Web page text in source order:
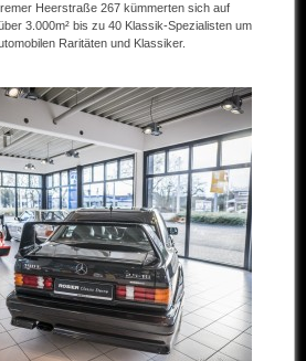
Verkaufte Fahrzeuge
Impressum
Datenschutz
AGB
Haftungsausschluss
Heerstraße 267 kümmerten sich auf
3.000m² bis zu 40 Klassik-Spezialisten um
Raritäten und Klassiker.